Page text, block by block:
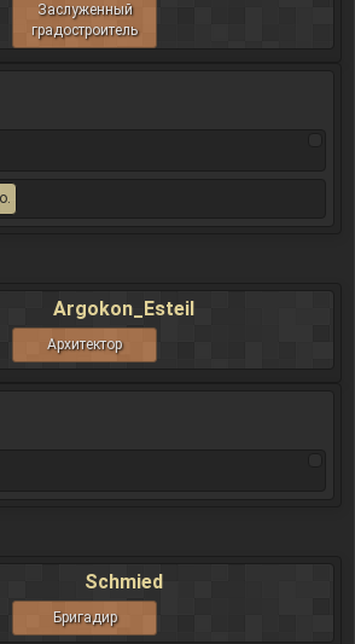
Заслуженный
градостроитель
Argokon_Esteil
Архитектор
Schmied
Бригадир